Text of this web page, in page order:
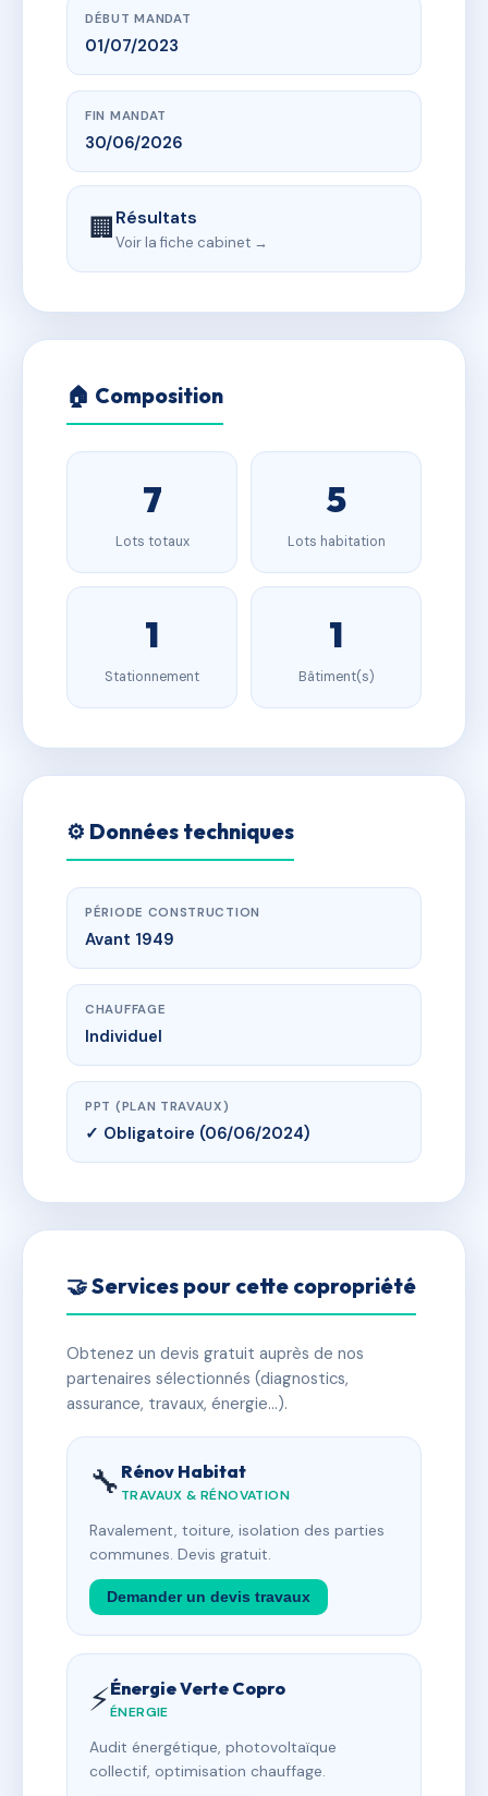
DÉBUT MANDAT
01/07/2023
FIN MANDAT
30/06/2026
🏢Résultats
Voir la fiche cabinet →
🏠 Composition
7
Lots totaux
5
Lots habitation
1
Stationnement
1
Bâtiment(s)
⚙️ Données techniques
PÉRIODE CONSTRUCTION
Avant 1949
CHAUFFAGE
Individuel
PPT (PLAN TRAVAUX)
✓ Obligatoire (06/06/2024)
🤝 Services pour cette copropriété
Obtenez un devis gratuit auprès de nos
partenaires sélectionnés (diagnostics,
assurance, travaux, énergie…).
🔧 Rénov Habitat
TRAVAUX & RÉNOVATION
Ravalement, toiture, isolation des parties
communes. Devis gratuit.
Demander un devis travaux
⚡Énergie Verte Copro
ÉNERGIE
Audit énergétique, photovoltaïque
collectif, optimisation chauffage.